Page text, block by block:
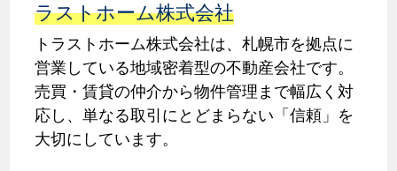
ラストホーム株式会社
トラストホーム株式会社は、札幌市を拠点に
営業している地域密着型の不動産会社です。
売買・賃貸の仲介から物件管理まで幅広く対
応し、単なる取引にとどまらない「信頼」を
大切にしています。